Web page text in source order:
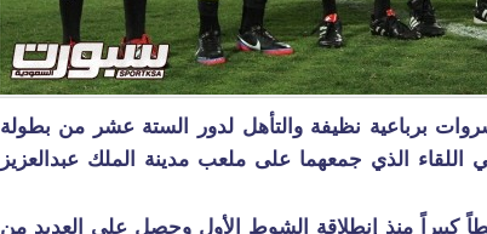
برباعية نظيفة والتأهل لدور الستة عشر من بطولة
الذي جمعهما على ملعب مدينة الملك عبدالعزيز
كبيراً منذ إنطلاقة الشوط الأول وحصل على العديد من